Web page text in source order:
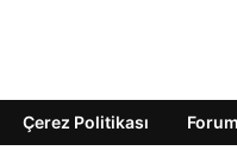
Çerez Politikası Forum